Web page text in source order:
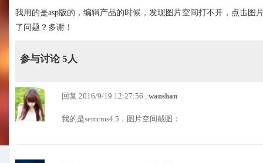
我用的是asp版的，编辑产品的时候，发现图片空间打不开，点击图
了问题？多谢！
参与讨论 5人
回复 2016/9/19 12:27:56 .wanshan
我的是semcms4.5，图片空间截图：